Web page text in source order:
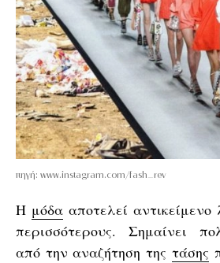
πηγή: www.instagram.com/fash_rev
Η μόδα αποτελεί αντικείμενο
περισσότερους. Σημαίνει
από την αναζήτηση της τάσης